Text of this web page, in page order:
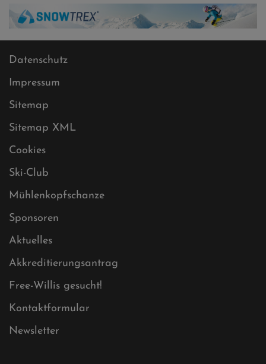
Datenschutz
Impressum
Sitemap
Sitemap XML
Cookies
Ski-Club
Mühlenkopfschanze
Sponsoren
Aktuelles
Akkreditierungsantrag
Free-Willis gesucht!
Kontaktformular
Newsletter